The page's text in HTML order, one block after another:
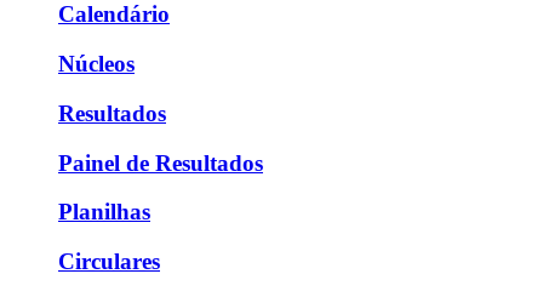
Calendário
Núcleos
Resultados
Painel de Resultados
Planilhas
Circulares